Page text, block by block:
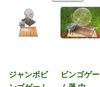
ジャンボビ
ビンゴゲー